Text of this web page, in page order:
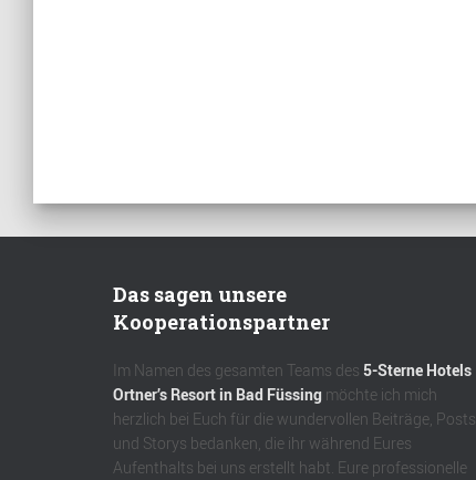
Das sagen unsere
Kooperationspartner
Im Namen des gesamten Teams des 5-Sterne Hotels
Ortner’s Resort in Bad Füssing möchte ich mich
herzlich bei Euch für die wundervollen Beiträge, Posts
und Storys bedanken, die ihr während Eures
Aufenthalts bei uns erstellt habt. Eure professionelle